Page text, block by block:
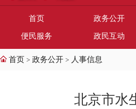
首页 政务公开
便民服务 政民互动
首页 > 政务公开 > 人事信息
北京市水